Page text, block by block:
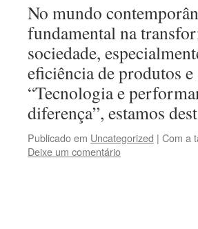
No mundo
fundamental na
sociedade,
eficiência de produtos
“Tecnologia e
diferença”, estamos
Publicado em Uncategorized | Com a
Deixe um comentário